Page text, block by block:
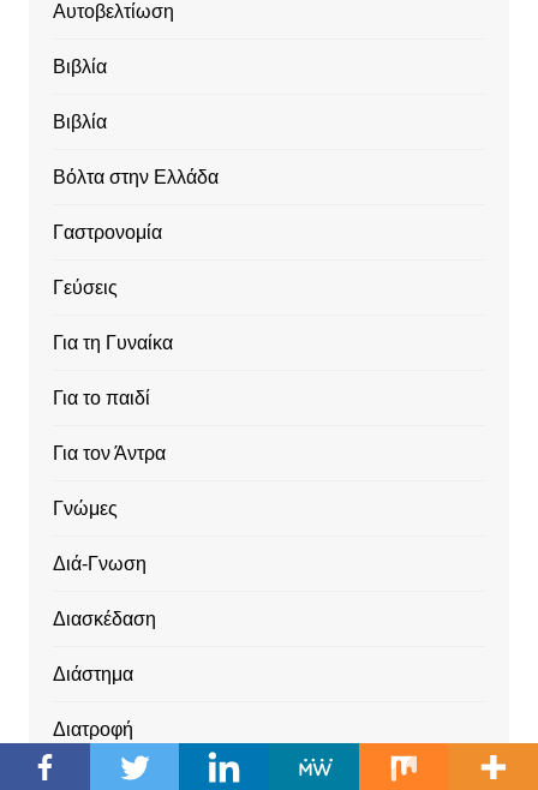
Αυτοβελτίωση
Βιβλία
Βιβλία
Βόλτα στην Ελλάδα
Γαστρονομία
Γεύσεις
Για τη Γυναίκα
Για το παιδί
Για τον Άντρα
Γνώμες
Διά-Γνωση
Διασκέδαση
Διάστημα
Διατροφή